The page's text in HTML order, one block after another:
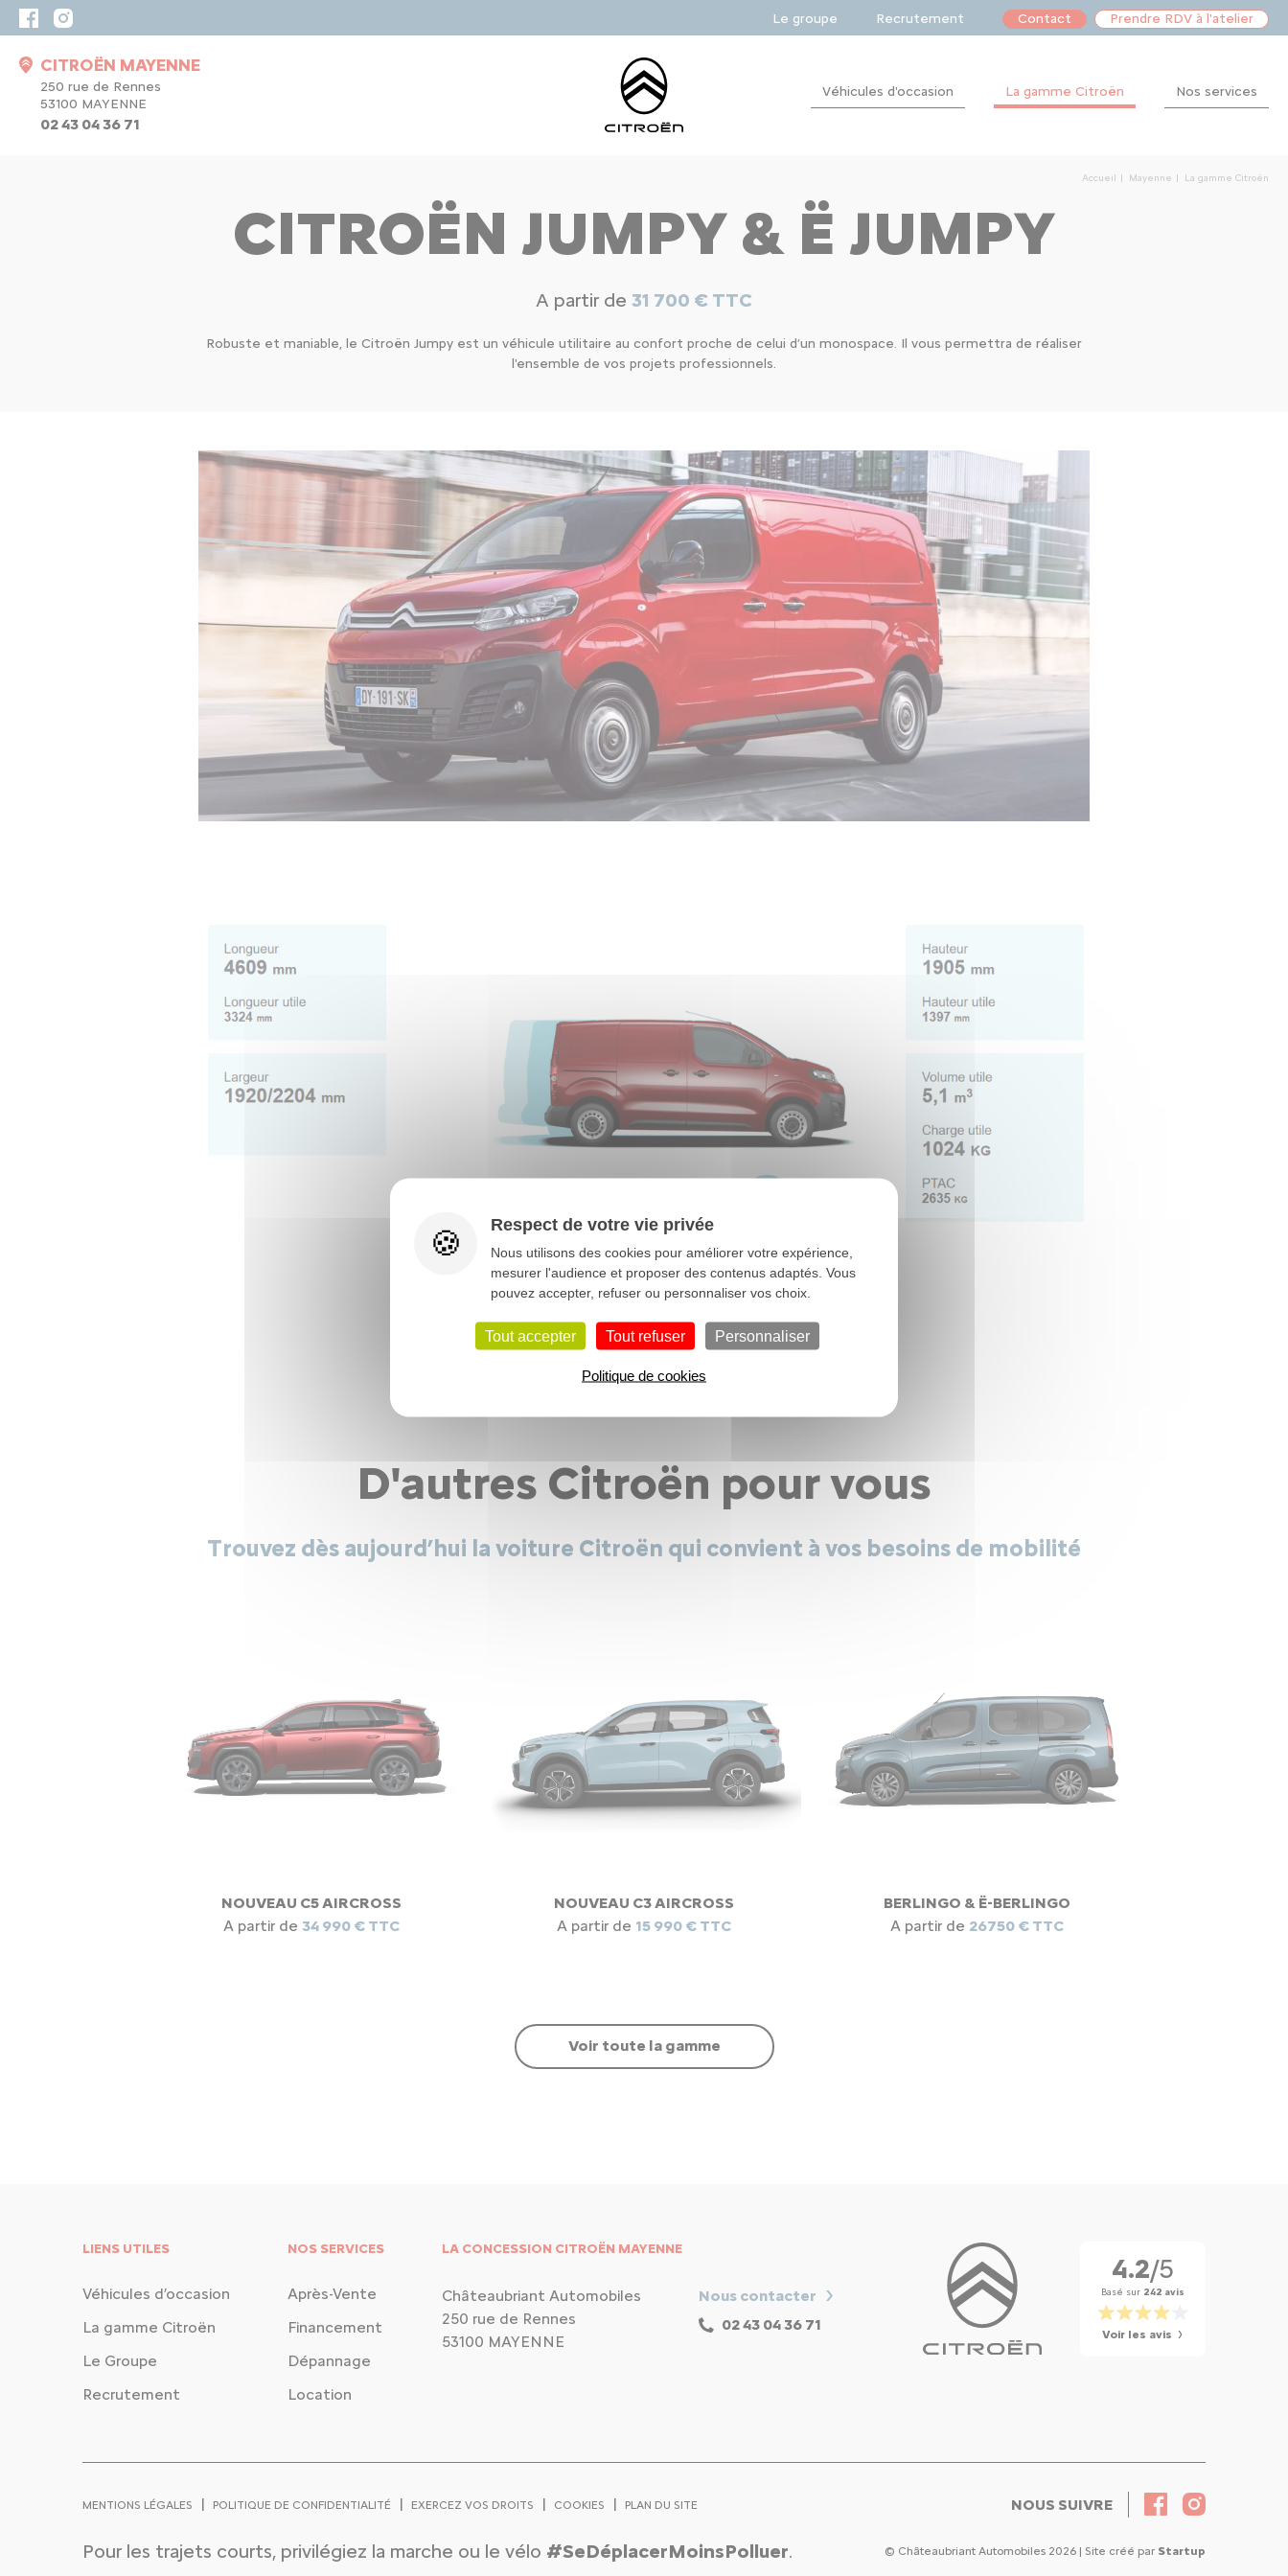
Le groupe Recrutement Contact Prendre RDV à l'atelier
CITROËN MAYENNE
250 rue de Rennes
53100 MAYENNE
02 43 04 36 71
Véhicules d'occasion La gamme Citroën Nos services
Accueil Mayenne La gamme Citroën
CITROËN JUMPY & Ë JUMPY
A partir de 31 700 € TTC
Robuste et maniable, le Citroën Jumpy est un véhicule utilitaire au confort proche de celui d’un monospace. Il vous permettra de réaliser
l'ensemble de vos projets professionnels.
Demande de renseignement
D'autres Citroën pour vous
Trouvez dès aujourd’hui la voiture Citroën qui convient à vos besoins de mobilité
NOUVEAU C5 AIRCROSS
A partir de 34 990 € TTC
NOUVEAU C3 AIRCROSS
A partir de 15 990 € TTC
BERLINGO & Ë-BERLINGO
A partir de 26750 € TTC
Voir toute la gamme
LIENS UTILES
Véhicules d’occasion
La gamme Citroën
Le Groupe
Recrutement
NOS SERVICES
Après-Vente
Financement
Dépannage
Location
LA CONCESSION CITROËN MAYENNE
Châteaubriant Automobiles
250 rue de Rennes
53100 MAYENNE
Nous contacter
02 43 04 36 71
4.2/5
Basé sur 242 avis
Voir les avis
MENTIONS LÉGALES | POLITIQUE DE CONFIDENTIALITÉ | EXERCEZ VOS DROITS | COOKIES | PLAN DU SITE NOUS SUIVRE
Pour les trajets courts, privilégiez la marche ou le vélo #SeDéplacerMoinsPolluer. © Châteaubriant Automobiles 2026 | Site créé par Startup
Respect de votre vie privée
Nous utilisons des cookies pour améliorer votre expérience,
mesurer l'audience et proposer des contenus adaptés. Vous
pouvez accepter, refuser ou personnaliser vos choix.
Tout accepter Tout refuser Personnaliser
Politique de cookies